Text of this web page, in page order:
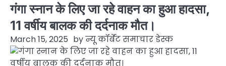
गंगा स्नान के लिए जा रहे वाहन का हुआ हादसा,
11 वर्षीय बालक की दर्दनाक मौत।
March 15, 2025 byन्यू कॉर्बेट समाचार डेस्क